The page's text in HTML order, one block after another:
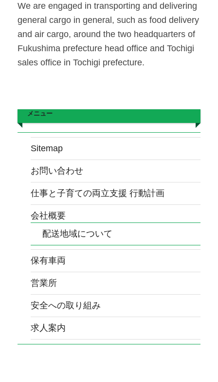
We are engaged in transporting and delivering
general cargo in general, such as food delivery
and air cargo, around the two headquarters of
Fukushima prefecture head office and Tochigi
sales office in Tochigi prefecture.
メニュー
Sitemap
お問い合わせ
仕事と子育ての両立支援 行動計画
会社概要
配送地域について
保有車両
営業所
安全への取り組み
求人案内